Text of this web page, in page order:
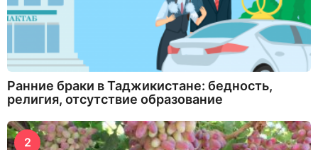
Ранние браки в Таджикистане: бедность,
религия, отсутствие образование
2